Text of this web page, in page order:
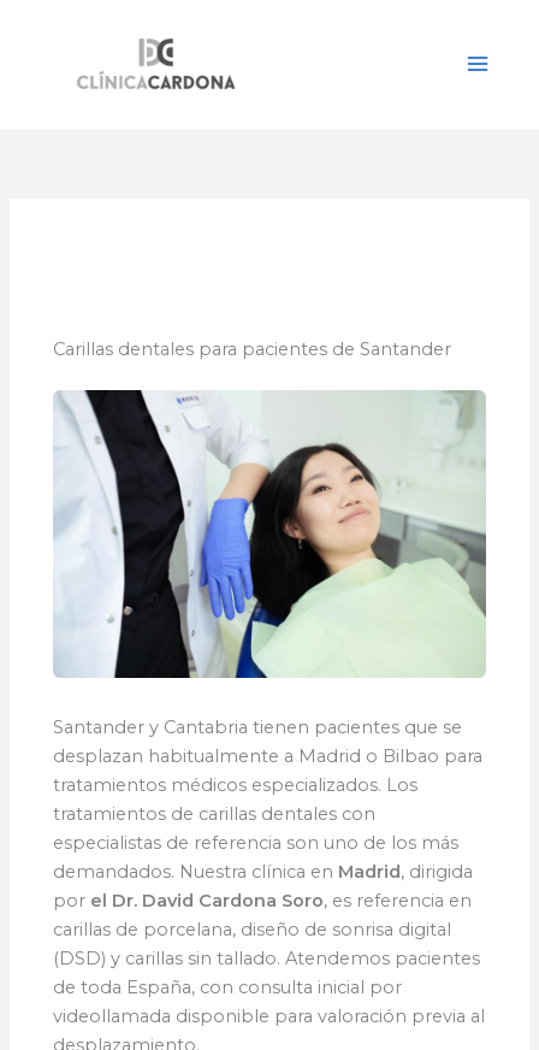
contenido
Carillas dentales para pacientes de Santander
Santander y Cantabria tienen pacientes que se
desplazan habitualmente a Madrid o Bilbao para
tratamientos médicos especializados. Los
tratamientos de carillas dentales con
especialistas de referencia son uno de los más
demandados. Nuestra clínica en Madrid , dirigida
por el Dr. David Cardona Soro, es referencia en
carillas de porcelana, diseño de sonrisa digital
(DSD) y carillas sin tallado. Atendemos pacientes
de toda España, con consulta inicial por
videollamada disponible para valoración previa al